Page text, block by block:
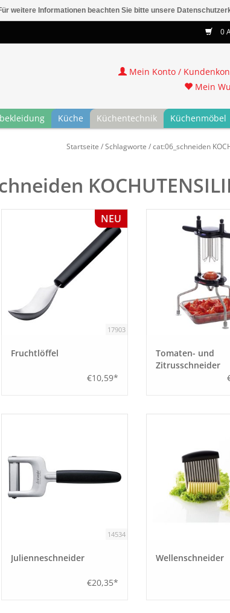
0
Küche Küchentechnik Küchenmöbel
Mein Konto /
Mein
Startseite /Schlagworte /cat:06_schneiden
NEU
17903
Fruchtlöffel
€10,59*
Tomaten- und
Zitrusschneider
14534
Julienneschneider
€20,35*
Wellenschneider
weitere Informationen beachten Sie bitte unsere